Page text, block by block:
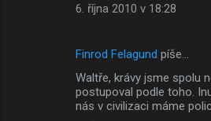
6. října 2010 v 18:28
Finrod Felagund píše…
Waltře, krávy jsme spolu
postupoval podle toho.
nás v civilizaci máme